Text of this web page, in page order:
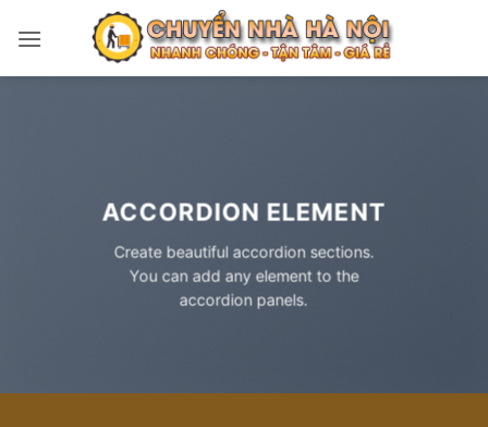
qua
ACCORDION ELEMENT
Create beautiful accordion sections.
You can add any element to the
accordion panels.